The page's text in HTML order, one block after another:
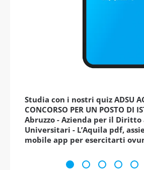
Studia con i nostri quiz ADSU
CONCORSO PER UN POSTO DI
Abruzzo - Azienda per il Diritto
Universitari - L’Aquila pdf,
mobile app per esercitarti